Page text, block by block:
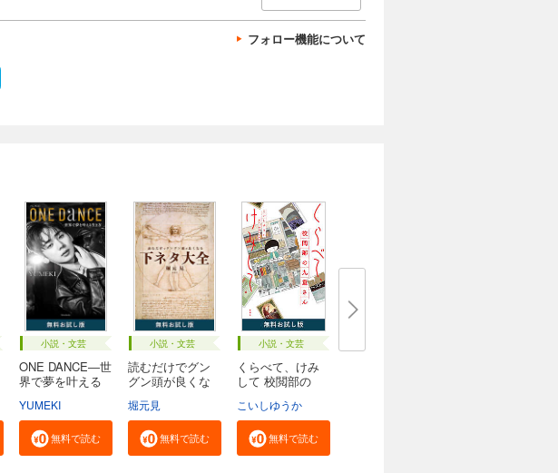
フォロー機能について
小説・文芸
ONE DANCE―世
界で夢を叶える
YUMEKI
無料で読む
小説・文芸
読むだけでグン
グン頭が良くな
堀元見
無料で読む
小説・文芸
くらべて、けみ
して 校閲部の
こいしゆうか
無料で読む